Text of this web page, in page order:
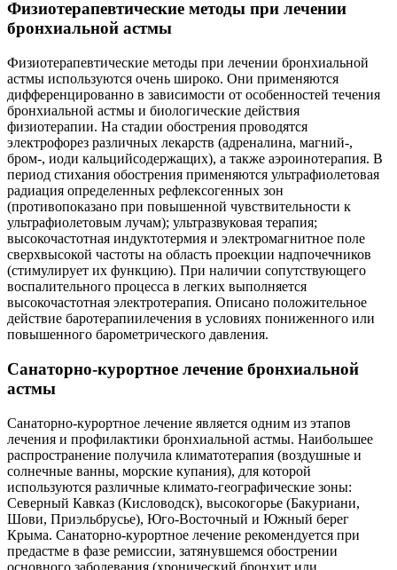
Физиотерапевтические методы при лечении
бронхиальной астмы
Физиотерапевтические методы при лечении бронхиальной
астмы используются очень широко. Они применяются
дифференцированно в зависимости от особенностей течения
бронхиальной астмы и биологические действия
физиотерапии. На стадии обострения проводятся
электрофорез различных лекарств (адреналина, магний-,
бром-, иоди кальцийсодержащих), а также аэроинотерапия. В
период стихания обострения применяются ультрафиолетовая
радиация определенных рефлексогенных зон
(противопоказано при повышенной чувствительности к
ультрафиолетовым лучам); ультразвуковая терапия;
высокочастотная индуктотермия и электромагнитное поле
сверхвысокой частоты на область проекции надпочечников
(стимулирует их функцию). При наличии сопутствующего
воспалительного процесса в легких выполняется
высокочастотная электротерапия. Описано положительное
действие баротерапиилечения в условиях пониженного или
повышенного барометрического давления.
Санаторно-курортное лечение бронхиальной
астмы
Санаторно-курортное лечение является одним из этапов
лечения и профилактики бронхиальной астмы. Наибольшее
распространение получила климатотерапия (воздушные и
солнечные ванны, морские купания), для которой
используются различные климато-географические зоны:
Северный Кавказ (Кисловодск), высокогорье (Бакуриани,
Шови, Приэльбрусье), Юго-Восточный и Южный берег
Крыма. Санаторно-курортное лечение рекомендуется при
предастме в фазе ремиссии, затянувшемся обострении
основного заболевания (хронический бронхит или